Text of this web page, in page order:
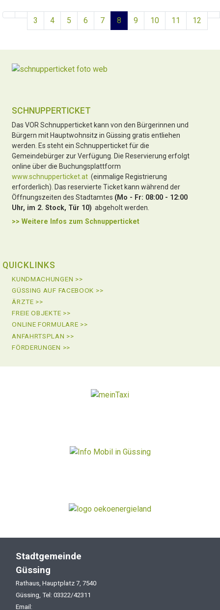
3 4 5 6 7 8 9 10 11 12
SCHNUPPERTICKET
Das VOR Schnupperticket kann von den Bürgerinnen und
Bürgern mit Hauptwohnsitz in Güssing gratis entliehen
werden. Es steht ein Schnupperticket für die
Gemeindebürger zur Verfügung. Die Reservierung erfolgt
online über die Buchungsplattform
www.schnupperticket.at (einmalige Registrierung
erforderlich). Das reservierte Ticket kann während der
Öffnungszeiten des Stadtamtes (Mo - Fr: 08:00 - 12:00
Uhr, im 2. Stock, Tür 10) abgeholt werden.
>> Weitere Infos zum Schnupperticket
QUICKLINKS
KUNDMACHUNGEN >>
GÜSSING AUF FACEBOOK >>
ÄRZTE >>
FREIE OBJEKTE >>
ONLINE FORMULARE >>
ANFAHRTSPLAN >>
FÖRDERUNGEN >>
Stadtgemeinde
Güssing
Rathaus, Hauptplatz 7, 7540
Güssing, Tel: 03322/42311
Email: